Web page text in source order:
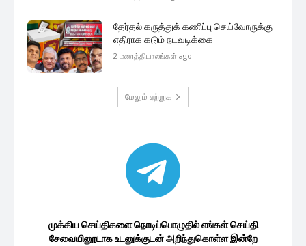
தேர்தல் கருத்துக் கணிப்பு செய்வோருக்கு
எதிராக கடும் நடவடிக்கை
2 மணத்தியாலங்கள் ago
மேலும் ஏற்றுக
முக்கிய செய்திகளை நொடிப்பொழுதில் எங்கள் செய்தி
சேவையினூடாக உடனுக்குடன் அறிந்துகொள்ள இன்றே